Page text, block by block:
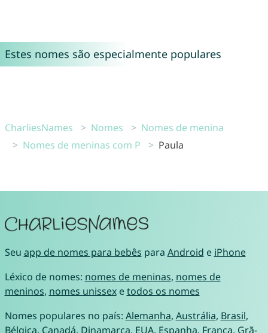
Estes nomes são especialmente populares
CharliesNames Nomes
Nomes de menina
Nomes de meninas com P
Paula
Seu app de nomes para bebês para Android e iPhone
Léxico de nomes: nomes de meninas, nomes de
meninos, nomes unissexetodos os nomes
Nomes populares no país: Alemanha, Austrália, Brasil,
Bélgica, Canadá, Dinamarca, EUA, Espanha, França, Grã-